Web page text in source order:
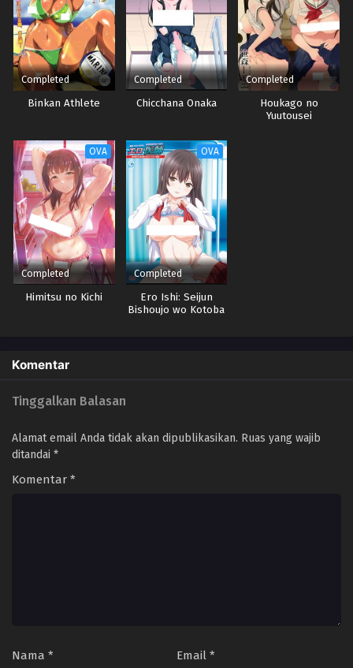
Completed
Binkan Athlete
Completed
Chicchana Onaka
Completed
Houkago no
Yuutousei
OVA
Completed
Himitsu no Kichi
OVA
Completed
Ero Ishi: Seijun
Bishoujo wo Kotoba
Komentar
Tinggalkan Balasan
Alamat email Anda tidak akan dipublikasikan. Ruas yang wajib
ditandai *
Komentar *
Nama * Email *